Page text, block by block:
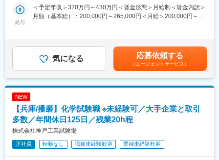
献性が高く、安定している医療業界かつ日本の歴史あるグローバ
ル企業という非常に珍しい同社にて力を存分に発揮して頂きたい
海外の優れた医療機器を輸入し販売する商社機能のみならず、自
社グループメーカーによる製品開発・製造にも積極的に取り組ん
でいるほか、現場の声を生かしたOEMブランド「tkbシリーズ」も
展開しています。
まずは、レジ業務や商品管理などの基礎業務からスタートし、店
舗運営の基本を学んでいただきます。
・商品陳列・売場づくり
・発注・在庫管理
・売上・数値管理の補助
・スタッフのサポート業務
☆経験や適性に応じて、将来的にはスタッフの育成、
だく可能性があります。
＼仕事のやりがい／
レデイ薬局は、地域に密着したドラッグストアとして、
「健康相談ができる身近な存在」を目指しています。
◎日々の接客を通じてお客様から直接「ありがとう」をもらえる
給与
＜予定年収＞320万円～430万円＜賃金形態＞月給制＜賃金内訳＞
月額（基本給）：200,000円～265,000円＜月給＞200,000円～
可能性があります。月給(月額)は固定手当を含めた表記です。
気になる 応募依頼する
（エージェントサービス）
NEW
【兵庫/播磨】化学試験職 ※未経験可／大手企業と取引
多数／年間休日125日／残業20h程
株式会社神戸工業試験場
正社員 転勤なし 職種未経験歓迎 業種未経験歓迎